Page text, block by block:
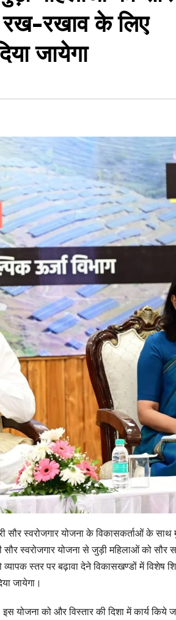
रख-रखाव के लिए
जायेगा
स्वरोजगार योजना के विकासकर्ताओं के साथ
स्वरोजगार योजना से जुड़ी महिलाओं को सौर
स्तर पर बढ़ावा देने विकासखण्डों में विशेष
जायेगा।
योजना को और विस्तार की दिशा में कार्य किये